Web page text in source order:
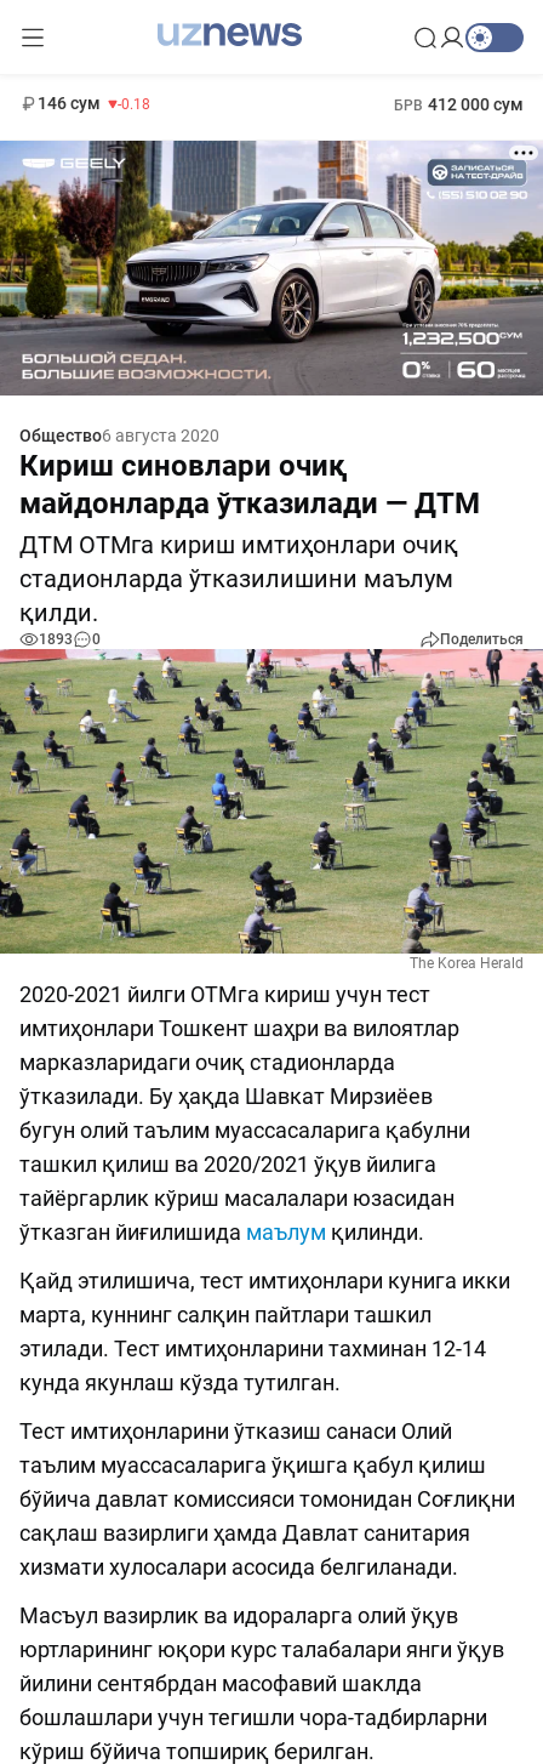
146 сум -0.18 БРВ 412 000 сум
Общество6 августа 2020
Кириш синовлари очиқ
майдонларда ўтказилади — ДТМ
ДТМ ОТМга кириш имтиҳонлари очиқ
стадионларда ўтказилишини маълум
қилди.
1893 0 Поделиться
The Korea Herald
2020-2021 йилги ОТМга кириш учун тест
имтиҳонлари Тошкент шаҳри ва вилоятлар
марказларидаги очиқ стадионларда
ўтказилади. Бу ҳақда Шавкат Мирзиёев
бугун олий таълим муассасаларига қабулни
ташкил қилиш ва 2020/2021 ўқув йилига
тайёргарлик кўриш масалалари юзасидан
ўтказган йиғилишида маълум қилинди.
Қайд этилишича, тест имтиҳонлари кунига икки
марта, куннинг салқин пайтлари ташкил
этилади. Тест имтиҳонларини тахминан 12-14
кунда якунлаш кўзда тутилган.
Тест имтиҳонларини ўтказиш санаси Олий
таълим муассасаларига ўқишга қабул қилиш
бўйича давлат комиссияси томонидан Соғлиқни
сақлаш вазирлиги ҳамда Давлат санитария
хизмати хулосалари асосида белгиланади.
Масъул вазирлик ва идораларга олий ўқув
юртларининг юқори курс талабалари янги ўқув
йилини сентябрдан масофавий шаклда
бошлашлари учун тегишли чора-тадбирларни
кўриш бўйича топшириқ берилган.